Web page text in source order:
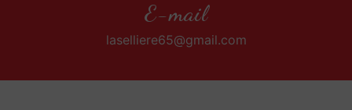
E-mail
laselliere65@gmail.com